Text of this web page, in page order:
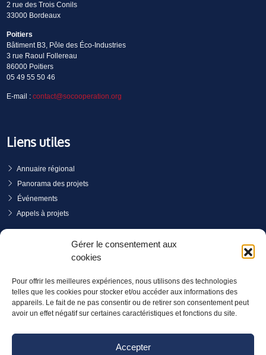
Gérer le consentement aux
cookies
Pour offrir les meilleures expériences, nous utilisons des technologies
telles que les cookies pour stocker et/ou accéder aux informations des
appareils. Le fait de ne pas consentir ou de retirer son consentement peut
avoir un effet négatif sur certaines caractéristiques et fonctions du site.
Accepter
2 rue des Trois Conils
33000 Bordeaux
Poitiers
Bâtiment B3, Pôle des Éco-Industries
3 rue Raoul Follereau
86000 Poitiers
05 49 55 50 46
E-mail : contact@socooperation.org
Liens utiles
Annuaire régional
Panorama des projets
Événements
Appels à projets